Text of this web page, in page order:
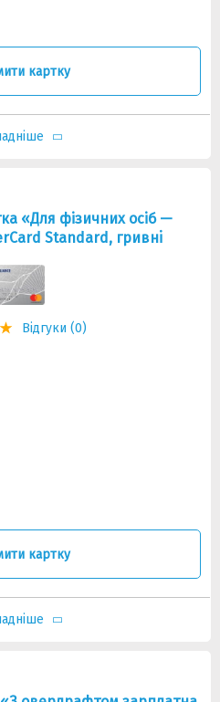
картку
«Для фізичних осіб —
Standard, гривнi
Відгуки (0)
картку